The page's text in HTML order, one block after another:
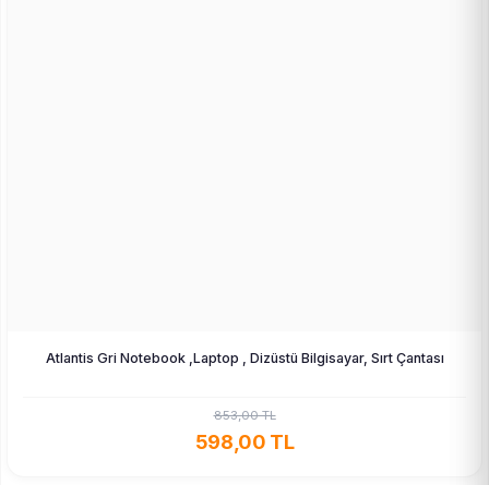
Atlantis Gri Notebook ,Laptop , Dizüstü Bilgisayar, Sırt Çantası
853,00 TL
598,00 TL